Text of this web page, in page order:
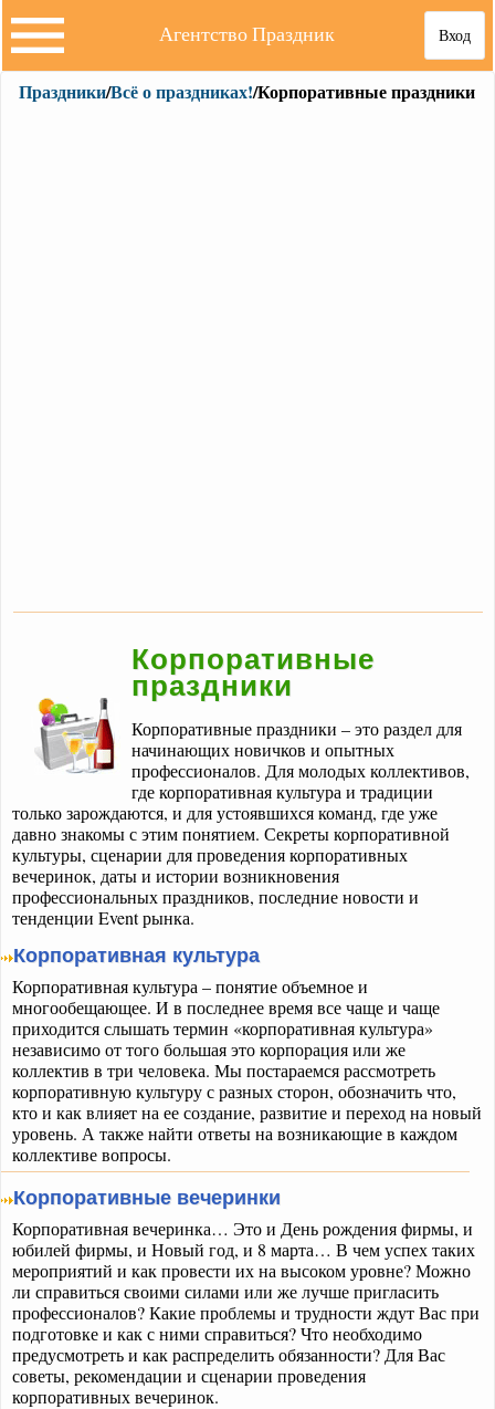
Вход
Агентство Праздник
Праздники/Всё о праздниках!/Корпоративные праздники
Корпоративные
праздники
Корпоративные праздники – это раздел для
начинающих новичков и опытных
профессионалов. Для молодых коллективов,
где корпоративная культура и традиции
только зарождаются, и для устоявшихся команд, где уже
давно знакомы с этим понятием. Секреты корпоративной
культуры, сценарии для проведения корпоративных
вечеринок, даты и истории возникновения
профессиональных праздников, последние новости и
тенденции Event рынка.
Корпоративная культура
Корпоративная культура – понятие объемное и
многообещающее. И в последнее время все чаще и чаще
приходится слышать термин «корпоративная культура»
независимо от того большая это корпорация или же
коллектив в три человека. Мы постараемся рассмотреть
корпоративную культуру с разных сторон, обозначить что,
кто и как влияет на ее создание, развитие и переход на новый
уровень. А также найти ответы на возникающие в каждом
коллективе вопросы.
Корпоративные вечеринки
Корпоративная вечеринка… Это и День рождения фирмы, и
юбилей фирмы, и Новый год, и 8 марта… В чем успех таких
мероприятий и как провести их на высоком уровне? Можно
ли справиться своими силами или же лучше пригласить
профессионалов? Какие проблемы и трудности ждут Вас при
подготовке и как с ними справиться? Что необходимо
предусмотреть и как распределить обязанности? Для Вас
советы, рекомендации и сценарии проведения
корпоративных вечеринок.